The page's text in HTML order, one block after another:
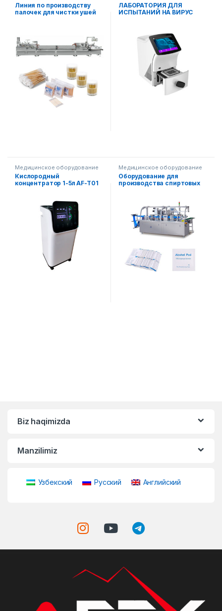
Линия по производству
палочек для чистки ушей
ЛАБОРАТОРИЯ ДЛЯ
ИСПЫТАНИЙ НА ВИРУС
цепная реакция)
Медицинское оборудование
Кислородный
концентратор 1-5л AF-T01
Медицинское оборудование
Оборудование для
производства спиртовых
Biz haqimizda
Manzilimiz
Узбекский Русский Английский